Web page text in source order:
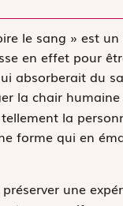
le sang » est
en effet pour
absorberait du
la chair
la
forme qui en
une